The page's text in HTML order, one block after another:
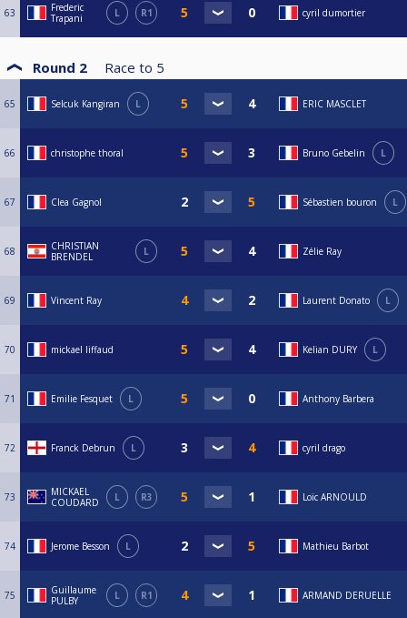
63
Frederic
Trapani
L R1 cyril dumortier
Round 2 Race to 5
65 Selcuk Kangiran L ERIC MASCLET
66 christophe thoral Bruno Gebelin L
67 Clea Gagnol Sébastien bouron L
68
CHRISTIAN
BRENDEL
L Zélie Ray
69 Vincent Ray Laurent Donato L
70 mickael liffaud Kelian DURY L
71 Emilie Fesquet L Anthony Barbera
72 Franck Debrun L cyril drago
73
MICKAEL
COUDARD
L R3 Loïc ARNOULD
74 Jerome Besson L Mathieu Barbot
75
Guillaume
PULBY
L R1 ARMAND DERUELLE